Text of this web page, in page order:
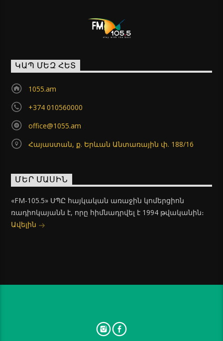
ԿԱՊ ՄԵԶ ՀԵՏ
1055.am
+374 010560000
office@1055.am
Հայաստան, ք. Երևան Անտառային փ. 188/16
ՄԵՐ ՄԱՍԻՆ
«FM-105.5» ՍՊԸ հայկական առաջին կոմերցիոն
ռադիոկայանն է, որը հիմնադրվել է 1994 թվականին։
Ավելին